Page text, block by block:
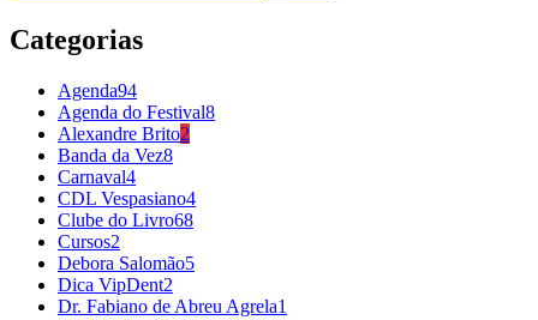
Categorias
Agenda94
Agenda do Festival8
Alexandre Brito2
Banda da Vez8
Carnaval4
CDL Vespasiano4
Clube do Livro68
Cursos2
Debora Salomão5
Dica VipDent2
Dr. Fabiano de Abreu Agrela1